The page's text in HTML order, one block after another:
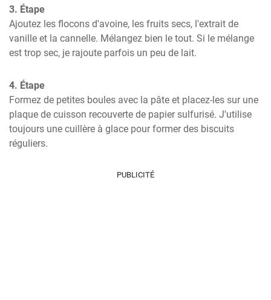
3. Étape
Ajoutez les flocons d'avoine, les fruits secs, l'extrait de
vanille et la cannelle. Mélangez bien le tout. Si le mélange
est trop sec, je rajoute parfois un peu de lait.
4. Étape
Formez de petites boules avec la pâte et placez-les sur une
plaque de cuisson recouverte de papier sulfurisé. J'utilise
toujours une cuillère à glace pour former des biscuits
réguliers.
PUBLICITÉ